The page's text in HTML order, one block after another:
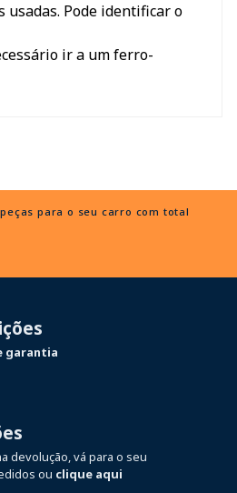
usadas. Pode identificar o
ir a um ferro-
para o seu carro com total
garantia
devolução, vá para o seu
ou clique aqui